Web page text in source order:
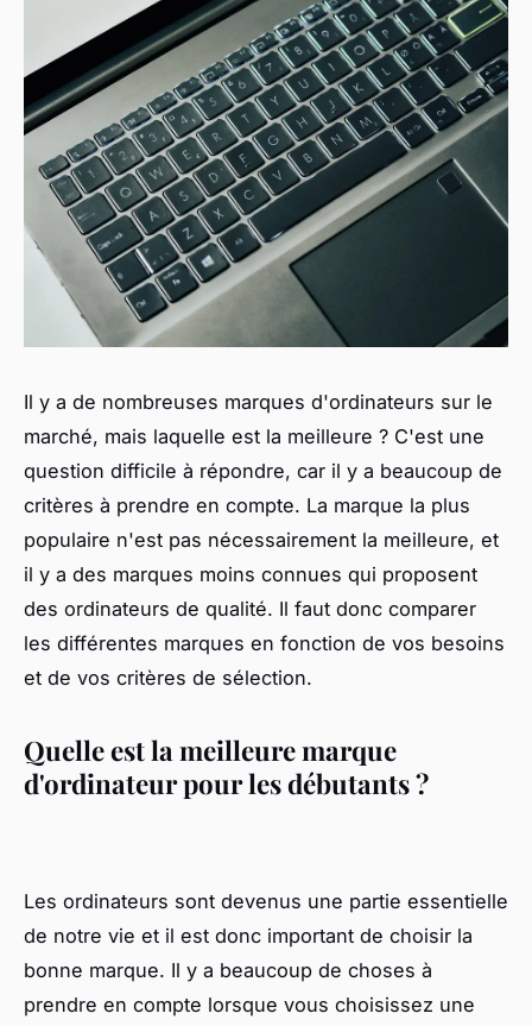
Il y a de nombreuses marques d'ordinateurs sur le
marché, mais laquelle est la meilleure ? C'est une
question difficile à répondre, car il y a beaucoup de
critères à prendre en compte. La marque la plus
populaire n'est pas nécessairement la meilleure, et
il y a des marques moins connues qui proposent
des ordinateurs de qualité. Il faut donc comparer
les différentes marques en fonction de vos besoins
et de vos critères de sélection.
Quelle est la meilleure marque
d'ordinateur pour les débutants ?
Les ordinateurs sont devenus une partie essentielle
de notre vie et il est donc important de choisir la
bonne marque. Il y a beaucoup de choses à
prendre en compte lorsque vous choisissez une